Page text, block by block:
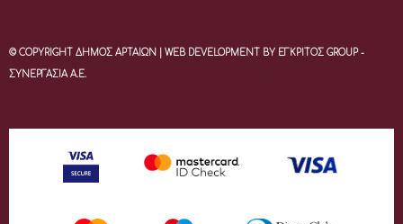
© COPYRIGHT ΔΗΜΟΣ ΑΡΤΑΙΩΝ | WEB DEVELOPMENT BY ΕΓΚΡΙΤΟΣ GROUP -
ΣΥΝΕΡΓΑΣΙΑ Α.Ε.